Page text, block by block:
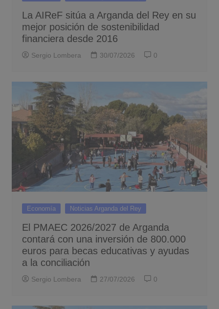
La AIReF sitúa a Arganda del Rey en su
mejor posición de sostenibilidad
financiera desde 2016
Sergio Lombera 30/07/2026 0
Economía Noticias Arganda del Rey
El PMAEC 2026/2027 de Arganda
contará con una inversión de 800.000
euros para becas educativas y ayudas
a la conciliación
Sergio Lombera 27/07/2026 0